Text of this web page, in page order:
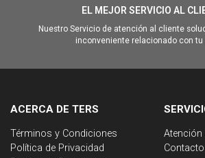
EL MEJOR SERVICIO AL
Nuestro Servicio de atención al cliente
inconveniente relacionado con tu
ACERCA DE TERS
Términos y Condiciones
Política de Privacidad
Atención
Contacto